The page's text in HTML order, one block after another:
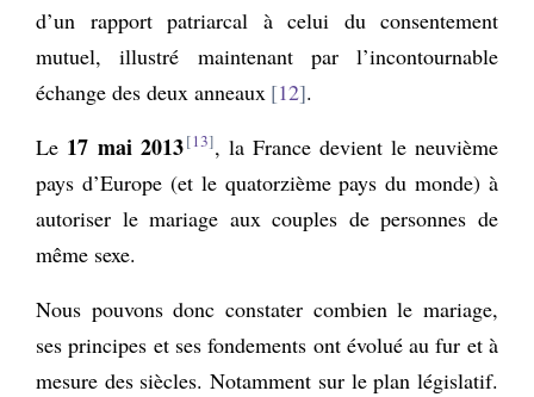
d’un rapport patriarcal à celui du consentement
mutuel, illustré maintenant par l’incontournable
échange des deux anneaux 12 .
Le 17 mai 2013 13 , la France devient le neuvième
pays d’Europe (et le quatorzième pays du monde) à
autoriser le mariage aux couples de personnes de
même sexe.
Nous pouvons donc constater combien le mariage,
ses principes et ses fondements ont évolué au fur et à
mesure des siècles. Notamment sur le plan législatif.